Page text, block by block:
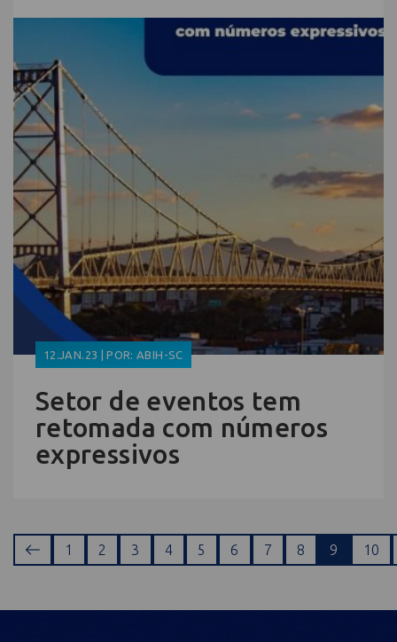
12.JAN.23 | POR: ABIH-SC
Setor de eventos tem
retomada com números
expressivos
1 2 3 4 5 6 7 8 9 10